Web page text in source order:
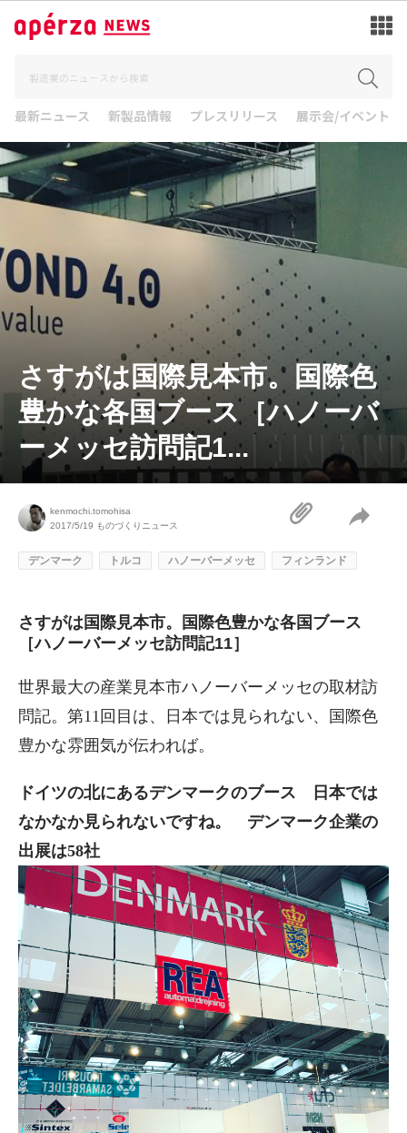
最新ニュース 新製品情報 プレスリリース 展示会/イベント
さすがは国際見本市。国際色
豊かな各国ブース［ハノーバ
ーメッセ訪問記1...
kenmochi.tomohisa
2017/5/19 ものづくりニュース
デンマーク トルコ ハノーバーメッセ フィンランド
さすがは国際見本市。国際色豊かな各国ブース
［ハノーバーメッセ訪問記11］
世界最大の産業見本市ハノーバーメッセの取材訪
問記。第11回目は、日本では見られない、国際色
豊かな雰囲気が伝われば。
ドイツの北にあるデンマークのブース 日本では
なかなか見られないですね。 デンマーク企業の
出展は58社